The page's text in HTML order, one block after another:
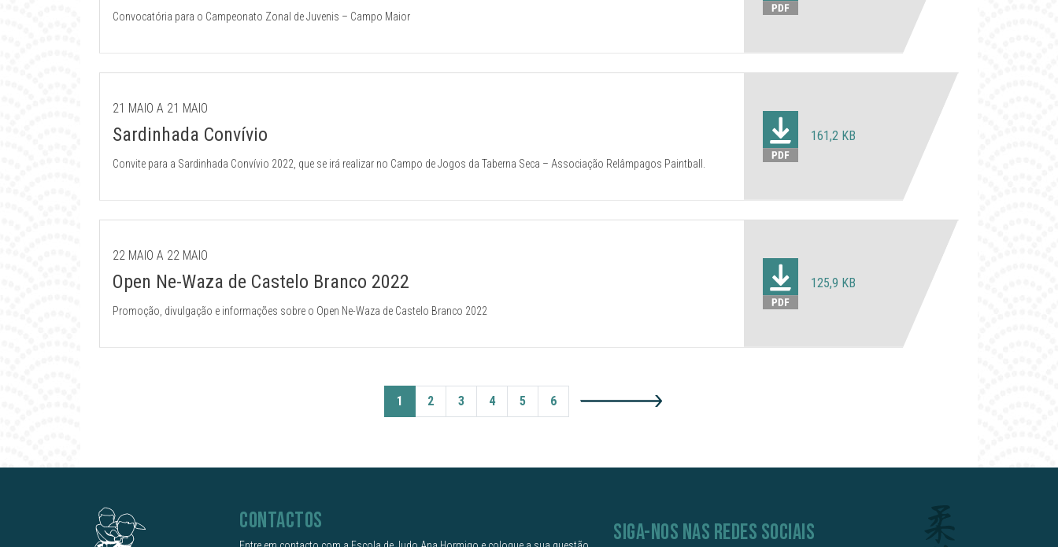
Convocatória para o Campeonato Zonal de Juvenis – Campo Maior
21 MAIO A 21 MAIO
Sardinhada Convívio
Convite para a Sardinhada Convívio 2022, que se irá realizar no Campo de Jogos da Taberna Seca – Associação Relâmpagos Paintball.
161,2 KB
22 MAIO A 22 MAIO
Open Ne-Waza de Castelo Branco 2022
Promoção, divulgação e informações sobre o Open Ne-Waza de Castelo Branco 2022
125,9 KB
1 2 3 4 5 6
CONTACTOS SIGA-NOS NAS REDES SOCIAIS